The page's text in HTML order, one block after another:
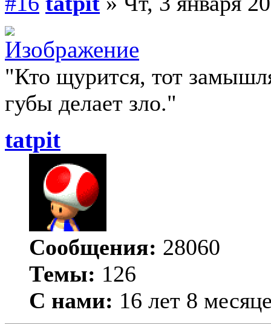
"Кто щурится, тот
губы делает зло."
tatpit
Сообщения: 28060
Темы: 126
С нами: 16 лет 8